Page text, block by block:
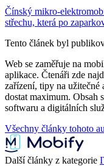
Čínský mikro-
střechu, která po
Tento článek byl
Web se zaměřuje na
aplikace. Čtenáři zde
zařízení, tipy na užitečné
dostat maximum. Obsah
softwaru a digitálních
Všechny články tohoto
Další články z kategorie